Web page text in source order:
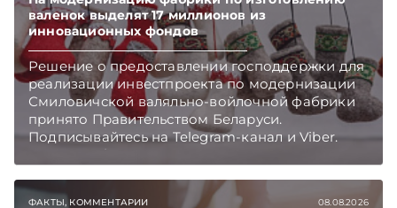
валенок выделят 17 миллионов из
инновационных фондов
Решение о предоставлении господдержки для
реализации инвестпроекта по модернизации
Смиловичской валяльно-войлочной фабрики
принято Правительством Беларуси.
Подписывайтесь на Telegram‑канал и Viber.
Главное об экономике Беларуси — раньше,
ФАКТЫ, КОММЕНТАРИИ 08.08.2026